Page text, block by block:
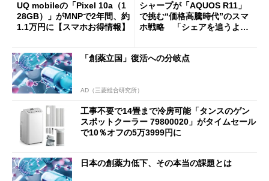
UQ mobileの「Pixel 10a（1
28GB）」がMNPで2年間、約
1.1万円に【スマホお得情報】
シャープが「AQUOS R11」
で挑む“価格高騰時代”のスマ
ホ戦略 「シェアを追うより
「創薬立国」復活への分岐点
AD（三菱総合研究所）
工事不要で14畳まで冷房可能「タンスのゲン
スポットクーラー 79800020」がタイムセール
で10％オフの5万3999円に
日本の創薬力低下、その本当の課題とは